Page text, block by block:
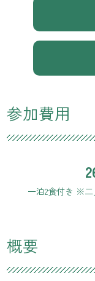
参加費用
一泊2食付き ※二
概要